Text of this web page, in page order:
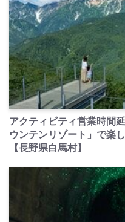
アクティビティ営業時間
ウンテンリゾート」で楽
【長野県白馬村】